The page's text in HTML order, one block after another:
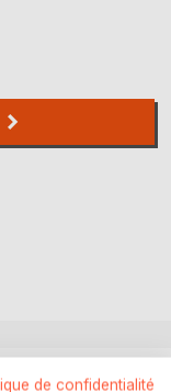
de confidentialité